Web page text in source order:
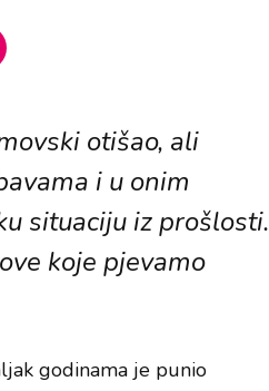
otišao, ali
i u onim
situaciju iz prošlosti.
koje pjevamo
godinama je punio